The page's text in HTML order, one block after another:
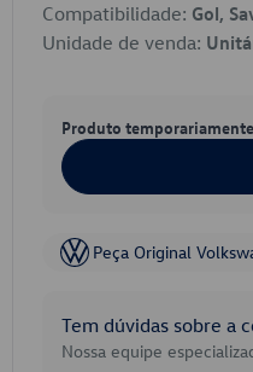
Compatibilidade: Gol,
Unidade de venda:
Produto
Peça Original
Tem dúvidas sobre a
Nossa equipe